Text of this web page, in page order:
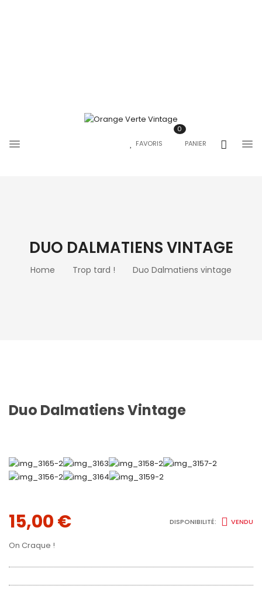
FAVORIS PANIER
0
DUO DALMATIENS VINTAGE
Home Trop tard ! Duo Dalmatiens vintage
Duo Dalmatiens Vintage
15,00€ DISPONIBILITÉ: VENDU
On Craque !